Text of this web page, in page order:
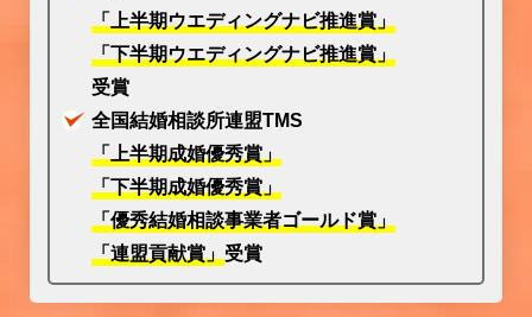
「上半期ウエディングナビ推進賞」
「下半期ウエディングナビ推進賞」
受賞
全国結婚相談所連盟TMS
「上半期成婚優秀賞」
「下半期成婚優秀賞」
「優秀結婚相談事業者ゴールド賞」
「連盟貢献賞」 受賞